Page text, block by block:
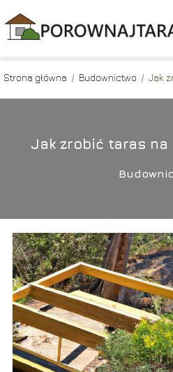
Strona główna / Budownictwo / Jak
Jak zrobić taras na